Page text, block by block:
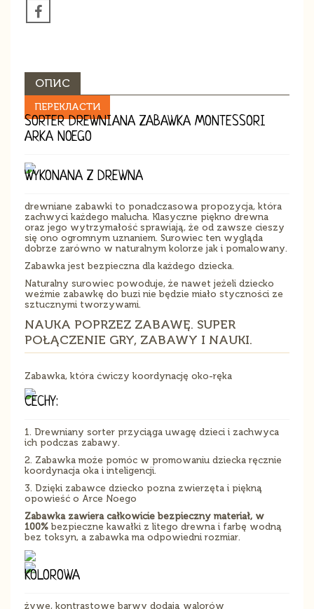
ОПИС
ПЕРЕКЛАСТИ
SORTER DREWNIANA ZABAWKA MONTESSORI
ARKA NOEGO
WYKONANA Z DREWNA
drewniane zabawki to ponadczasowa propozycja, która
zachwyci każdego malucha. Klasyczne piękno drewna
oraz jego wytrzymałość sprawiają, że od zawsze cieszy
się ono ogromnym uznaniem. Surowiec ten wygląda
dobrze zarówno w naturalnym kolorze jak i pomalowany.
Zabawka jest bezpieczna dla każdego dziecka.
Naturalny surowiec powoduje, że nawet jeżeli dziecko
weźmie zabawkę do buzi nie będzie miało styczności ze
sztucznymi tworzywami.
NAUKA POPRZEZ ZABAWĘ. SUPER
POŁĄCZENIE GRY, ZABAWY I NAUKI.
Zabawka, która ćwiczy koordynację oko-ręka
CECHY:
1. Drewniany sorter przyciąga uwagę dzieci i zachwyca
ich podczas zabawy.
2. Zabawka może pomóc w promowaniu dziecka ręcznie
koordynacja oka i inteligencji.
3. Dzięki zabawce dziecko pozna zwierzęta i piękną
opowieść o Arce Noego
Zabawka zawiera całkowicie bezpieczny materiał, w
100% bezpieczne kawałki z litego drewna i farbę wodną
bez toksyn, a zabawka ma odpowiedni rozmiar.
KOLOROWA
żywe, kontrastowe barwy dodają walorów